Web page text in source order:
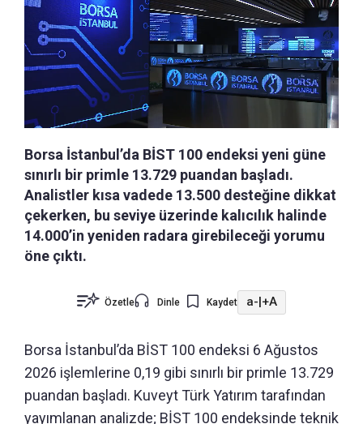
Borsa İstanbul’da BİST 100 endeksi yeni güne
sınırlı bir primle 13.729 puandan başladı.
Analistler kısa vadede 13.500 desteğine dikkat
çekerken, bu seviye üzerinde kalıcılık halinde
14.000’in yeniden radara girebileceği yorumu
öne çıktı.
Özetle Dinle Kaydet a- +A
Borsa İstanbul’da BİST 100 endeksi 6 Ağustos
2026 işlemlerine 0,19 gibi sınırlı bir primle 13.729
puandan başladı. Kuveyt Türk Yatırım tarafından
yayımlanan analizde; BİST 100 endeksinde teknik